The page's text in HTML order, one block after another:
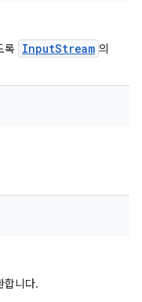
록 InputStream 의
합니다.